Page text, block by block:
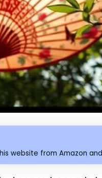
website from Amazon